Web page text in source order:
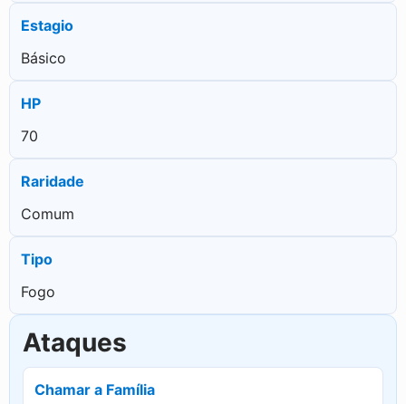
Estagio
Básico
HP
70
Raridade
Comum
Tipo
Fogo
Ataques
Chamar a Família